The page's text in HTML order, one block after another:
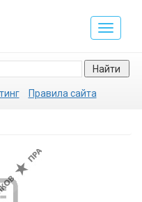
Toggle
Найти
Правила сайта